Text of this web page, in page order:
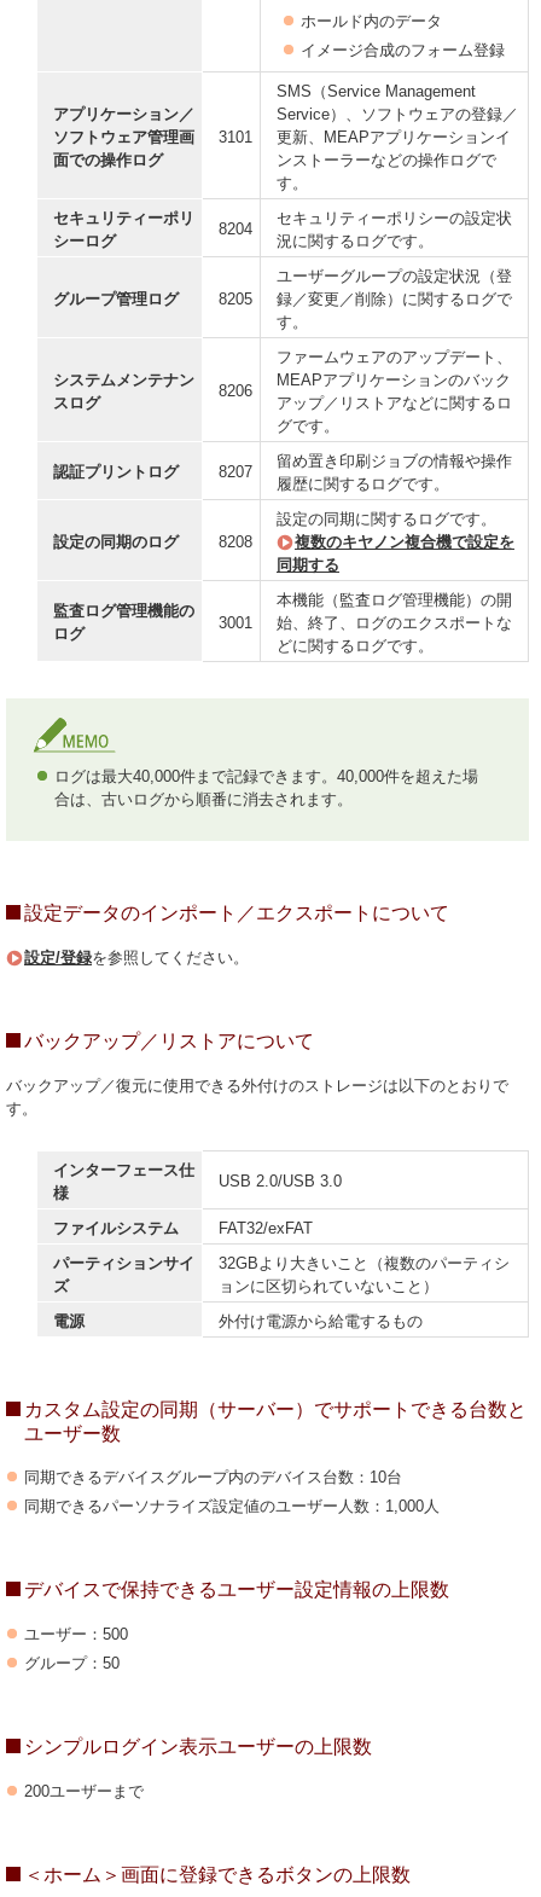
ホールド内のデータ
イメージ合成のフォーム登録
アプリケーション／
ソフトウェア管理画
面での操作ログ
3101
SMS（Service Management
Service）、ソフトウェアの登録／
更新、MEAPアプリケーションイ
ンストーラーなどの操作ログで
す。
セキュリティーポリ
シーログ
8204
セキュリティーポリシーの設定状
況に関するログです。
グループ管理ログ 8205
ユーザーグループの設定状況（登
録／変更／削除）に関するログで
す。
システムメンテナン
スログ
8206
ファームウェアのアップデート、
MEAPアプリケーションのバック
アップ／リストアなどに関するロ
グです。
認証プリントログ 8207
留め置き印刷ジョブの情報や操作
履歴に関するログです。
設定の同期のログ 8208
設定の同期に関するログです。
複数のキヤノン複合機で設定を
同期する
監査ログ管理機能の
ログ
3001
本機能（監査ログ管理機能）の開
始、終了、ログのエクスポートな
どに関するログです。
ログは最大40,000件まで記録できます。40,000件を超えた場
合は、古いログから順番に消去されます。
設定データのインポート／エクスポートについて
設定/登録を参照してください。
バックアップ／リストアについて
バックアップ／復元に使用できる外付けのストレージは以下のとおりで
す。
インターフェース仕
様
USB 2.0/USB 3.0
ファイルシステム
FAT32/exFAT
パーティションサイ
ズ
32GBより大きいこと（複数のパーティシ
ョンに区切られていないこと）
電源
外付け電源から給電するもの
カスタム設定の同期（サーバー）でサポートできる台数と
ユーザー数
同期できるデバイスグループ内のデバイス台数：10台
同期できるパーソナライズ設定値のユーザー人数：1,000人
デバイスで保持できるユーザー設定情報の上限数
ユーザー：500
グループ：50
シンプルログイン表示ユーザーの上限数
200ユーザーまで
＜ホーム＞画面に登録できるボタンの上限数